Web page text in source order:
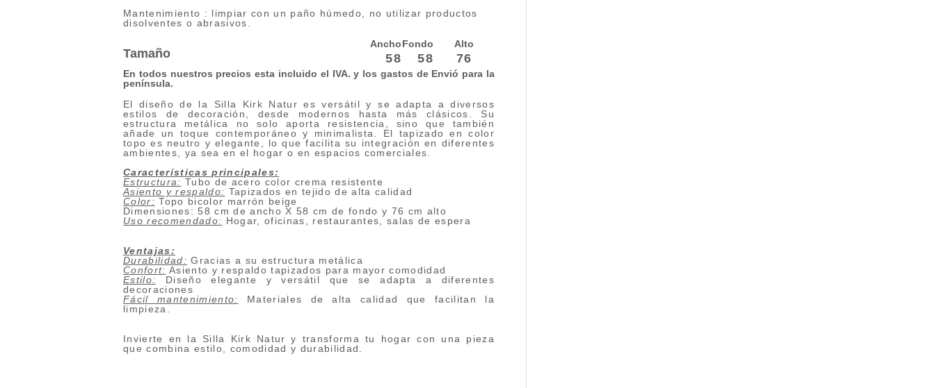
Mantenimiento : limpiar con un paño húmedo, no utilizar productos
disolventes o abrasivos.
AnchoFondo Alto
Tamaño 58 58 76
En todos nuestros precios esta incluido el IVA. y los gastos de Envió para la
península.
El diseño de la Silla Kirk Natur es versátil y se adapta a diversos
estilos de decoración, desde modernos hasta más clásicos. Su
estructura metálica no solo aporta resistencia, sino que también
añade un toque contemporáneo y minimalista. El tapizado en color
topo es neutro y elegante, lo que facilita su integración en diferentes
ambientes, ya sea en el hogar o en espacios comerciales.
Características principales:
Estructura: Tubo de acero color crema resistente
Asiento y respaldo: Tapizados en tejido de alta calidad
Color: Topo bicolor marrón beige
Dimensiones: 58 cm de ancho X 58 cm de fondo y 76 cm alto
Uso recomendado: Hogar, oficinas, restaurantes, salas de espera
Ventajas:
Durabilidad: Gracias a su estructura metálica
Confort: Asiento y respaldo tapizados para mayor comodidad
Estilo: Diseño elegante y versátil que se adapta a diferentes
decoraciones
Fácil mantenimiento:
Materiales de alta calidad que facilitan la
limpieza.
Invierte en la Silla Kirk Natur y transforma tu hogar con una pieza
que combina estilo, comodidad y durabilidad.